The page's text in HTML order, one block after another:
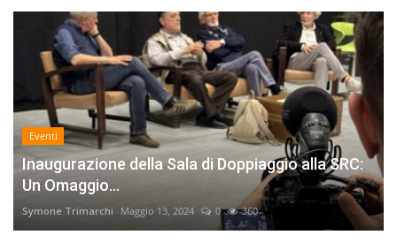
Eventi
Inaugurazione della Sala di Doppiaggio alla SRC:
Un Omaggio...
Symone Trimarchi Maggio 13, 2024 0 360